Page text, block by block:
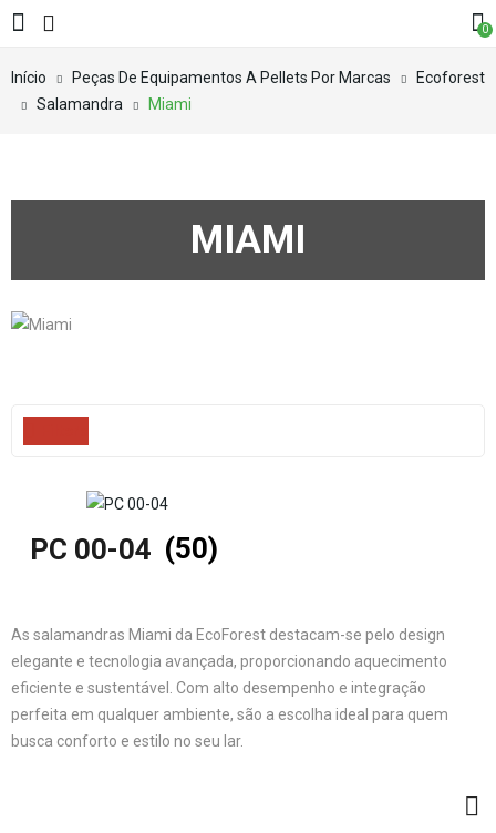
0
Início Peças De Equipamentos A Pellets Por Marcas
Ecoforest
Salamandra
Miami
MIAMI
PC 00-04 (50)
As salamandras Miami da EcoForest destacam-se pelo design
elegante e tecnologia avançada, proporcionando aquecimento
eficiente e sustentável. Com alto desempenho e integração
perfeita em qualquer ambiente, são a escolha ideal para quem
busca conforto e estilo no seu lar.